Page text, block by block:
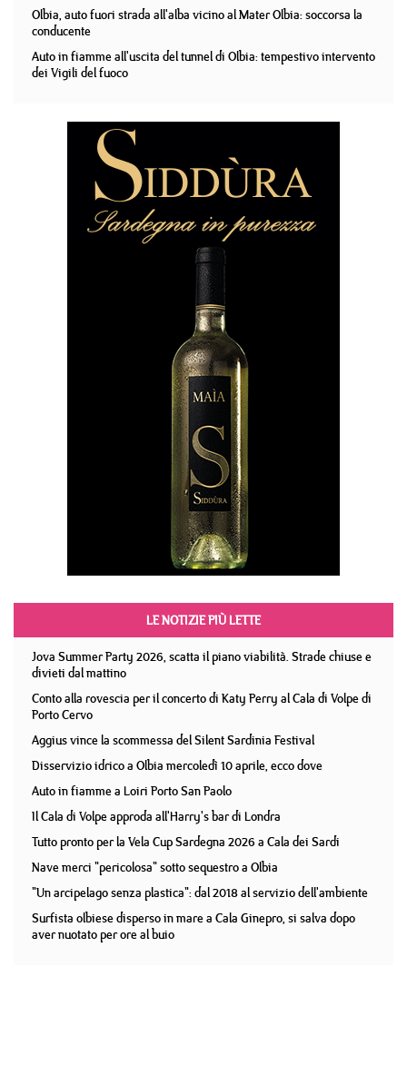
Olbia, auto fuori strada all'alba vicino al Mater Olbia: soccorsa la
conducente
Auto in fiamme all'uscita del tunnel di Olbia: tempestivo intervento
dei Vigili del fuoco
LE NOTIZIE PIÙ LETTE
Jova Summer Party 2026, scatta il piano viabilità. Strade chiuse e
divieti dal mattino
Conto alla rovescia per il concerto di Katy Perry al Cala di Volpe di
Porto Cervo
Aggius vince la scommessa del Silent Sardinia Festival
Disservizio idrico a Olbia mercoledì 10 aprile, ecco dove
Auto in fiamme a Loiri Porto San Paolo
Il Cala di Volpe approda all'Harry's bar di Londra
Tutto pronto per la Vela Cup Sardegna 2026 a Cala dei Sardi
Nave merci "pericolosa" sotto sequestro a Olbia
"Un arcipelago senza plastica": dal 2018 al servizio dell'ambiente
Surfista olbiese disperso in mare a Cala Ginepro, si salva dopo
aver nuotato per ore al buio